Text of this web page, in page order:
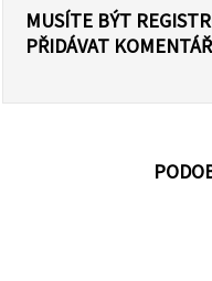
MUSÍTE BÝT
PŘIDÁVAT